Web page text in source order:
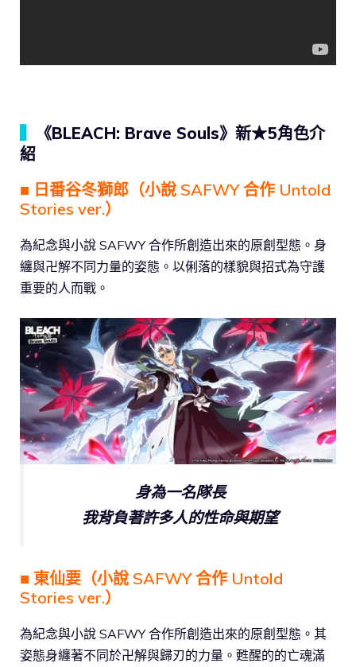
《BLEACH: Brave Souls》新★5角色介
紹
■ 日番谷冬獅郎（小說 SAFWY 合作 Untold
Stories ver.）
為紀念與小說 SAFWY 合作所創造出來的原創型態。身
纏與卍解不同力量的姿態。以俐落的樣貌與招式為守護
重要的人而戰。
身為一名隊長
我背負著許多人的性命與期望
■ 東仙要（小說 SAFWY 合作 Untold
Stories ver.）
為紀念與小說 SAFWY 合作所創造出來的原創型態。其
姿態身纏著不同於卍解與歸刃的力量。甦醒的的亡魂滿